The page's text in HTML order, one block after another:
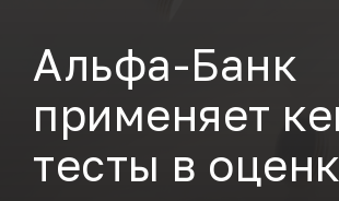
Альфа-Банк
применяет
тесты в